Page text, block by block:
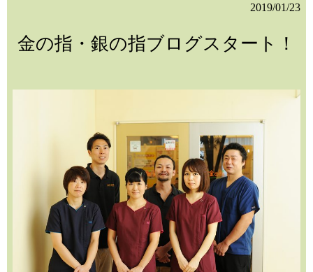
2019/01/23
金の指・銀の指ブログスタート！